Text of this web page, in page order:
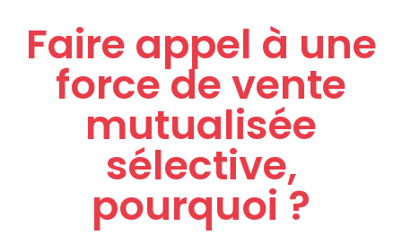
Faire appel à une
force de vente
mutualisée
sélective,
pourquoi ?